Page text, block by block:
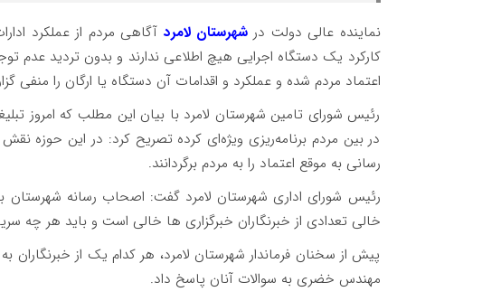
نماینده عالی دولت در شهرستان لامرد آگاهی مردم از عملکرد
کارکرد یک دستگاه اجرایی هیچ اطلاعی ندارند و بدون تردید عدم
اعتماد مردم شده و عملکرد و اقدامات آن دستگاه یا ارگان را منفی
رئیس شورای تامین شهرستان لامرد با بیان این مطلب که امروز
در بین مردم برنامه‌ریزی ویژه‌ای کرده تصریح کرد: در این حوزه
رسانی به موقع اعتماد را به مردم برگردانند.
رئیس شورای اداری شهرستان لامرد گفت: اصحاب رسانه شهرستان
خالی تعدادی از خبرنگاران خبرگزاری ها خالی است و باید هر چه
پیش از سخنان فرماندار شهرستان لامرد، هر کدام یک از
مهندس خضری به سوالات آنان پاسخ داد.